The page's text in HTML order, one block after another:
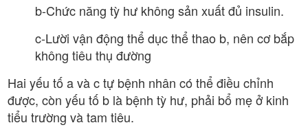
b-Chức năng tỳ hư không sản xuất đủ insulin.
c-Lười vận động thể dục thể thao b, nên cơ bắp
không tiêu thụ đường
Hai yếu tố a và c tự bệnh nhân có thể điều chỉnh
được, còn yếu tố b là bệnh tỳ hư, phải bổ mẹ ở kinh
tiểu trường và tam tiêu.